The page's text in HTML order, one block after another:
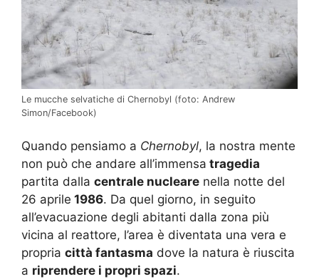
Le mucche selvatiche di Chernobyl (foto: Andrew
Simon/Facebook)
Quando pensiamo a Chernobyl, la nostra mente
non può che andare all’immensa tragedia
partita dalla centrale nucleare nella notte del
26 aprile 1986. Da quel giorno, in seguito
all’evacuazione degli abitanti dalla zona più
vicina al reattore, l’area è diventata una vera e
propria città fantasma dove la natura è riuscita
a riprendere i propri spazi.